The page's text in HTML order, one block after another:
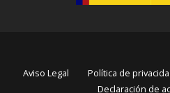
Aviso Legal Política de
Declaración de